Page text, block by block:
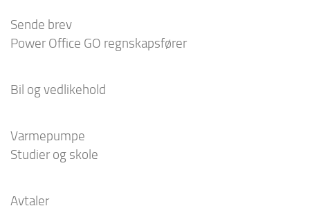
Sende brev
Power Office GO regnskapsfører
Bil og vedlikehold
Varmepumpe
Studier og skole
Avtaler